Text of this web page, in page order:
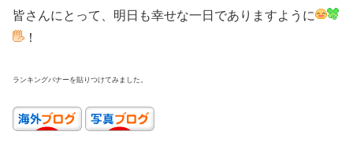
皆さんにとって、明日も幸せな一日でありますように
！
ランキングバナーを貼りつけてみました。